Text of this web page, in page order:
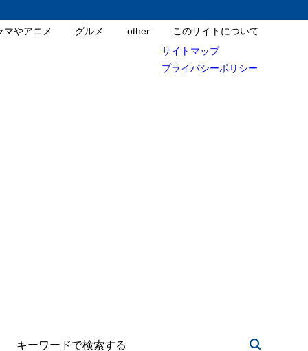
マやアニメ グルメ other
このサイトについて
サイトマップ
プライバシーポリシー